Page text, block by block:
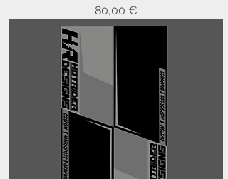
Prix
80,00 €